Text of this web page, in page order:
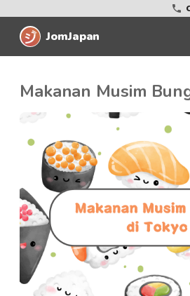
JomJapan
Makanan Musim